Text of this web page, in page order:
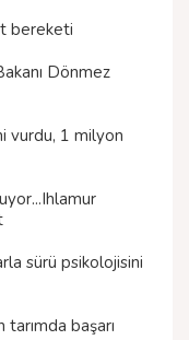
bereketi
Dönmez
vurdu, 1 milyon
sürü psikolojisini
başarı